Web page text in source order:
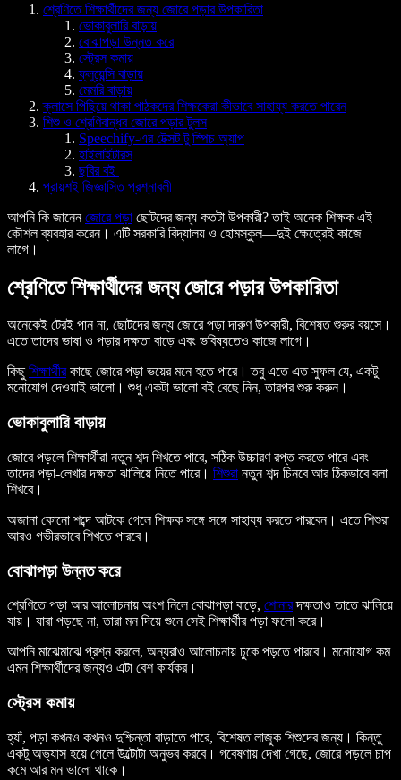
শ্রেণিতে শিক্ষার্থীদের জন্য জোরে পড়ার উপকারিতা
ভোকাবুলারি বাড়ায়
বোঝাপড়া উন্নত করে
স্ট্রেস কমায়
ফ্লুয়েন্সি বাড়ায়
মেমরি বাড়ায়
ক্লাসে পিছিয়ে থাকা পাঠকদের শিক্ষকেরা কীভাবে সাহায্য করতে পারেন
শিশু ও শ্রেণিবান্ধব জোরে পড়ার টুলস
Speechify-এর টেক্সট টু স্পিচ অ্যাপ
হাইলাইটারস
ছবির বই
প্রায়শই জিজ্ঞাসিত প্রশ্নাবলী
আপনি কি জানেনজোরে পড়া ছোটদের জন্য কতটা উপকারী? তাই অনেক শিক্ষক এই
কৌশল ব্যবহার করেন। এটি সরকারি বিদ্যালয় ও হোমস্কুল—দুই ক্ষেত্রেই কাজে
লাগে।
শ্রেণিতে শিক্ষার্থীদের জন্য জোরে পড়ার উপকারিতা
অনেকেই টেরই পান না, ছোটদের জন্য জোরে পড়া দারুণ উপকারী, বিশেষত শুরুর বয়সে।
এতে তাদের ভাষা ও পড়ার দক্ষতা বাড়ে এবং ভবিষ্যতেও কাজে লাগে।
কিছুশিক্ষার্থীরকাছে জোরে পড়া ভয়ের মনে হতে পারে। তবু এতে এত সুফল যে, একটু
মনোযোগ দেওয়াই ভালো। শুধু একটা ভালো বই বেছে নিন, তারপর শুরু করুন।
ভোকাবুলারি বাড়ায়
জোরে পড়লে শিক্ষার্থীরা নতুন শব্দ শিখতে পারে, সঠিক উচ্চারণ রপ্ত করতে পারে এবং
তাদের পড়া-লেখার দক্ষতা ঝালিয়ে নিতে পারে। শিশুরা নতুন শব্দ চিনবে আর ঠিকভাবে বলা
শিখবে।
অজানা কোনো শব্দে আটকে গেলে শিক্ষক সঙ্গে সঙ্গে সাহায্য করতে পারবেন। এতে শিশুরা
আরও গভীরভাবে শিখতে পারবে।
বোঝাপড়া উন্নত করে
শ্রেণিতে পড়া আর আলোচনায় অংশ নিলে বোঝাপড়া বাড়ে, শোনারদক্ষতাও তাতে ঝালিয়ে
যায়। যারা পড়ছে না, তারা মন দিয়ে শুনে সেই শিক্ষার্থীর পড়া ফলো করে।
আপনি মাঝেমাঝে প্রশ্ন করলে, অন্যরাও আলোচনায় ঢুকে পড়তে পারবে। মনোযোগ কম
এমন শিক্ষার্থীদের জন্যও এটা বেশ কার্যকর।
স্ট্রেস কমায়
হ্যাঁ, পড়া কখনও কখনও দুশ্চিন্তা বাড়াতে পারে, বিশেষত লাজুক শিশুদের জন্য। কিন্তু
একটু অভ্যাস হয়ে গেলে উল্টোটা অনুভব করবে। গবেষণায় দেখা গেছে, জোরে পড়লে চাপ
কমে আর মন ভালো থাকে।